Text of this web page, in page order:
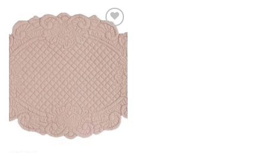
Add to
wishlist